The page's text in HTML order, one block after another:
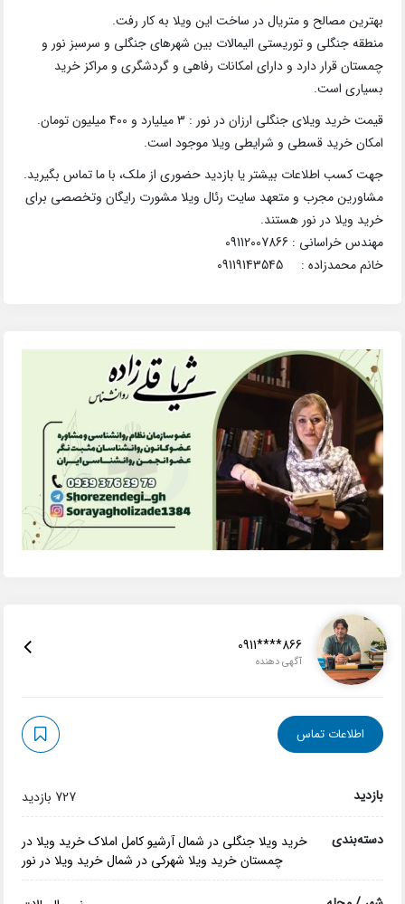
بهترین مصالح و متریال در ساخت این ویلا به کار رفت.
منطقه جنگلی و توریستی الیمالات بین شهرهای جنگلی و سرسبز نور و
چمستان قرار دارد و دارای امکانات رفاهی و گردشگری و مراکز خرید
بسیاری است.
قیمت خرید ویلای جنگلی ارزان در نور : 3 میلیارد و 400 میلیون تومان.
امکان خرید قسطی و شرایطی ویلا موجود است.
جهت کسب اطلاعات بیشتر یا بازدید حضوری از ملک، با ما تماس بگیرید.
مشاورین مجرب و متعهد سایت رئال ویلا مشورت رایگان وتخصصی برای
خرید ویلا در نور هستند.
مهندس خراسانی : 09112007866
خانم محمدزاده : 09119143545
0911****866
آگهی دهنده
اطلاعات تماس
بازدید 727 بازدید
دسته‌بندی خرید ویلا جنگلی در شمالآرشیو کامل املاک خرید ویلا در
چمستان خرید ویلا شهرکی در شمال خرید ویلا در نور